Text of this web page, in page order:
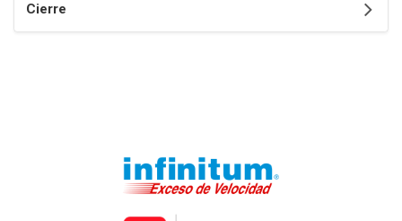
Cierre
Páginas del sitio
Mis cursos